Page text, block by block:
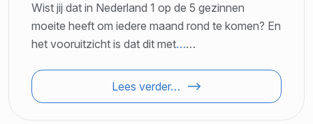
Wist jij dat in Nederland 1 op de 5 gezinnen
moeite heeft om iedere maand rond te komen? En
het vooruitzicht is dat dit met……
Lees verder…